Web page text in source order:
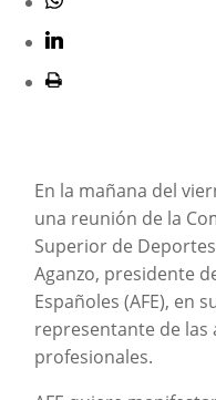
En la mañana del
una reunión de la
Superior de
Aganzo, presidente
Españoles (AFE), en
representante de las
profesionales.